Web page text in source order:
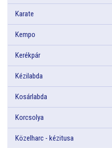
Karate
Kempo
Kerékpár
Kézilabda
Kosárlabda
Korcsolya
Közelharc - kézitusa